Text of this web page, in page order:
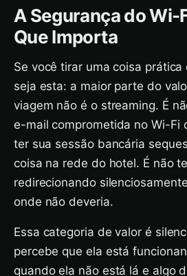
A Segurança do Wi-
Que Importa
Se você tirar uma coisa
seja esta: a maior parte do
viagem não é o streaming. É
e-mail comprometida no Wi-Fi
ter sua sessão bancária
coisa na rede do hotel. É não
redirecionando
onde não deveria.
Essa categoria de valor é
percebe que ela está
quando ela não está lá e algo